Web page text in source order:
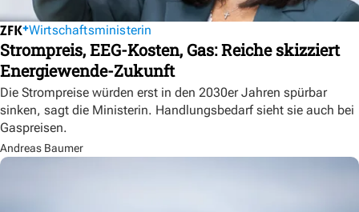
Wirtschaftsministerin
Strompreis, EEG-Kosten, Gas: Reiche skizziert
Energiewende-Zukunft
Die Strompreise würden erst in den 2030er Jahren spürbar
sinken, sagt die Ministerin. Handlungsbedarf sieht sie auch bei
Gaspreisen.
Andreas Baumer